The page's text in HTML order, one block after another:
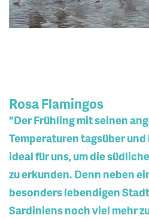
Rosa Flamingos
"Der Frühling mit seinen
Temperaturen tagsüber
ideal für uns, um die
zu erkunden. Denn neben
besonders lebendigen
Sardiniens noch viel mehr